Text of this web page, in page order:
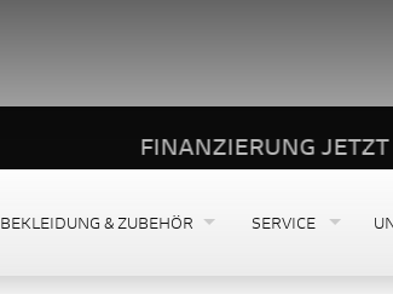
BEKLEIDUNG & ZUBEHÖR SERVICE
FINANZIERUNG JETZT AB 1 %